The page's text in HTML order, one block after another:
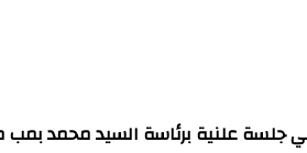
في جلسة علنية برئاسة السيد محمد